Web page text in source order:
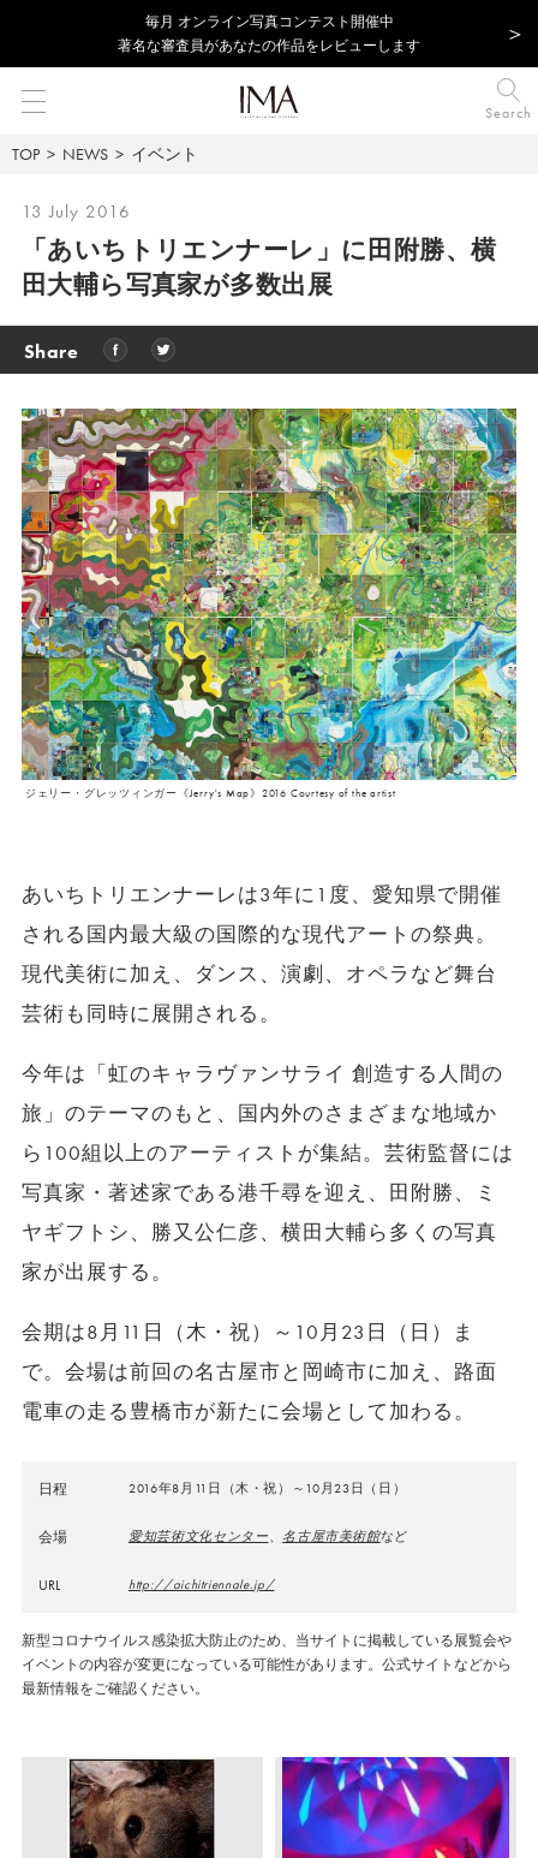
毎⽉ オンライン写真コンテスト開催中
著名な審査員があなたの作品をレビューします
Search
TOP NEWS イベント
13 July 2016
「あいちトリエンナーレ」に田附勝、横
田大輔ら写真家が多数出展
Share
ジェリー・グレッツィンガー《Jerry's Map》2016 Courtesy of the artist
あいちトリエンナーレは3年に1度、愛知県で開催
される国内最大級の国際的な現代アートの祭典。
現代美術に加え、ダンス、演劇、オペラなど舞台
芸術も同時に展開される。
今年は「虹のキャラヴァンサライ 創造する人間の
旅」のテーマのもと、国内外のさまざまな地域か
ら100組以上のアーティストが集結。芸術監督には
写真家・著述家である港千尋を迎え、田附勝、ミ
ヤギフトシ、勝又公仁彦、横田大輔ら多くの写真
家が出展する。
会期は8月11日（木・祝）～10月23日（日）ま
で。会場は前回の名古屋市と岡崎市に加え、路面
電車の走る豊橋市が新たに会場として加わる。
日程 2016年8月11日（木・祝）～10月23日（日）
会場 愛知芸術文化センター、名古屋市美術館など
URL http://aichitriennale.jp/
新型コロナウイルス感染拡大防止のため、当サイトに掲載している展覧会や
イベントの内容が変更になっている可能性があります。公式サイトなどから
最新情報をご確認ください。